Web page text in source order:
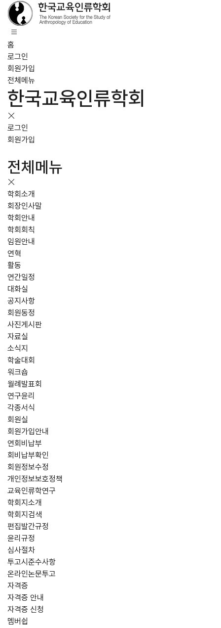
홈
로그인
회원가입
전체메뉴
한국교육인류학회
로그인
회원가입
전체메뉴
학회소개
회장인사말
학회안내
학회회칙
임원안내
연혁
활동
연간일정
대화실
공지사항
회원동정
사진게시판
자료실
소식지
학술대회
워크숍
월례발표회
연구윤리
각종서식
회원실
회원가입안내
연회비납부
회비납부확인
회원정보수정
개인정보보호정책
교육인류학연구
학회지소개
학회지검색
편집발간규정
윤리규정
심사절차
투고시준수사항
온라인논문투고
자격증
자격증 안내
자격증 신청
멤버쉽